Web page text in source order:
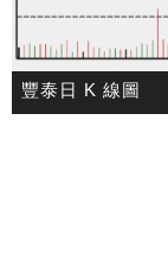
豐泰日 K 線圖